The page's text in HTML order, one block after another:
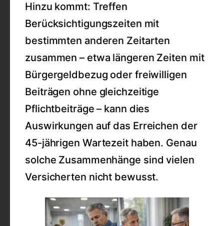
Hinzu kommt: Treffen
Berücksichtigungszeiten mit
bestimmten anderen Zeitarten
zusammen – etwa längeren Zeiten mit
Bürgergeldbezug oder freiwilligen
Beiträgen ohne gleichzeitige
Pflichtbeiträge – kann dies
Auswirkungen auf das Erreichen der
45-jährigen Wartezeit haben. Genau
solche Zusammenhänge sind vielen
Versicherten nicht bewusst.